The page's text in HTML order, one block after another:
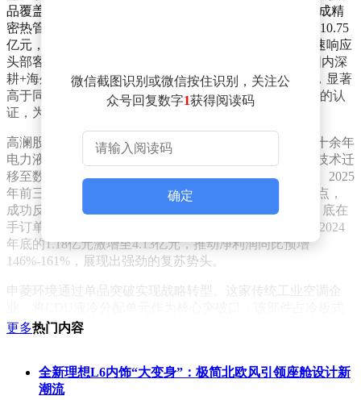
品覆盖CDU分配单元、冷板、快速接头等核心部件，形成精
密热管理系统。数据显示，2020-2024年研发支出累计达10.75
亿元，占同期净利润的73%，这种持续投入使其能够快速响应
头部客户定制化需求。在市场拓展方面，英维克采取"国内深
耕+海外突破"策略，2025年上半年海外营收占比超10%，显著
高于同行5%的水平，更获得英伟达、英特尔等科技巨头的认
证，为其打开全球AI液冷市场奠定基础。
高澜股份则上演了毛利率逆袭的精彩戏码。这家拥有二十余年
电力液冷经验的企业，将特高压领域积累的高可靠设计技术迁
移至数据中心赛道，重点布局浸没式液冷等高毛利领域。2025
年前三季度毛利率攀升至27.8%，较2022年提升8个百分点，
成功反超竞争对手。其业务结构优化成效显著，截至9月底在
手订单14.56亿元中，高毛利业务占比突出，合同负债从2024
年底的1.18亿元激增至4.13亿元，推动净利润同比预增
146%-161%，展现出强劲的复苏势头。
申菱环境通过单品突破实现战略转型。这家传统工业空调企
系统成本的25%，是技术含量最高的环节之一。2024年其CDU
的42%提升至2024年的50%，2025年上半年同比增速达
43.77%，标志着转型取得实质性进展。
微信截图识别或微信按住识别，关注公
众号回复数字1获得阅读码
确定
更多热门内容
全新理想L6内饰“大变身”：极简北欧风引领座舱设计新
潮流